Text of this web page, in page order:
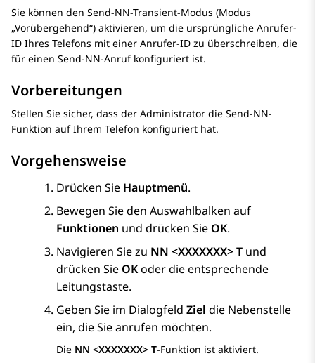
Sie können den Send-NN-Transient-Modus (Modus
„Vorübergehend“) aktivieren, um die ursprüngliche Anrufer-
ID Ihres Telefons mit einer Anrufer-ID zu überschreiben, die
für einen Send-NN-Anruf konfiguriert ist.
Vorbereitungen
Stellen Sie sicher, dass der Administrator die Send-NN-
Funktion auf Ihrem Telefon konfiguriert hat.
Vorgehensweise
Drücken Sie Hauptmenü.
Bewegen Sie den Auswahlbalken auf
Funktionen und drücken Sie OK.
Navigieren Sie zu NN <XXXXXXX> T und
drücken Sie OKoder die entsprechende
Leitungstaste.
Geben Sie im Dialogfeld Ziel die Nebenstelle
ein, die Sie anrufen möchten.
Die NN <XXXXXXX> T-Funktion ist aktiviert.